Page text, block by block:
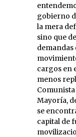
gobierno
la mera
sino que
demandas
cargos en
menos
Mayoría,
se
capital de